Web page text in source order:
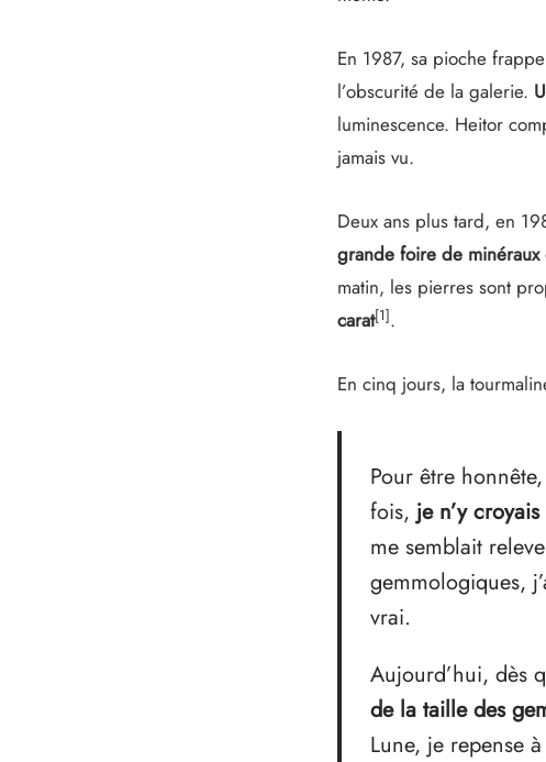
En 1987, sa pioche
l’obscurité de la galerie.
luminescence. Heitor
jamais vu.
Deux ans plus tard, en
grande foire de minéraux
matin, les pierres sont
carat[1].
En cinq jours, la
Pour être
fois, je n’y croyais
me semblait
gemmologiques,
vrai.
Aujourd’hui, dès
de la taille des
Lune, je repense